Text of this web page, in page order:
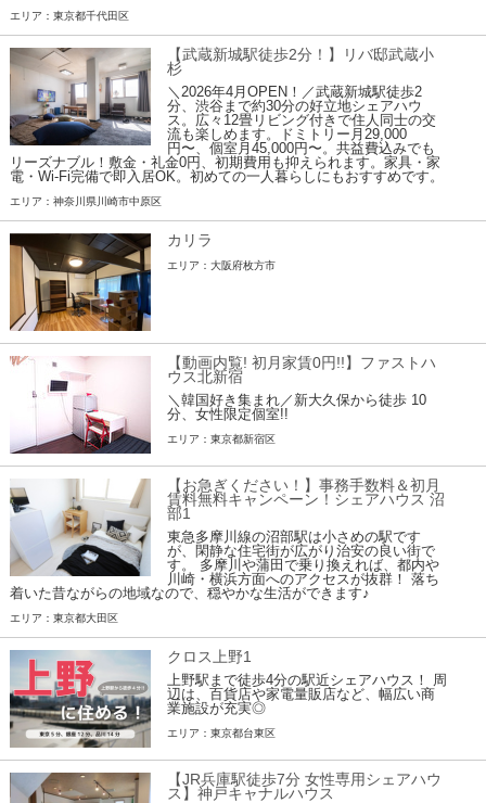
エリア：東京都千代田区
【武蔵新城駅徒歩2分！】リバ邸武蔵小
杉
＼2026年4月OPEN！／武蔵新城駅徒歩2
分、渋谷まで約30分の好立地シェアハウ
ス。広々12畳リビング付きで住人同士の交
流も楽しめます。ドミトリー月29,000
円〜、個室月45,000円〜。共益費込みでも
リーズナブル！敷金・礼金0円、初期費用も抑えられます。家具・家
電・Wi-Fi完備で即入居OK。初めての一人暮らしにもおすすめです。
エリア：神奈川県川崎市中原区
カリラ
エリア：大阪府枚方市
【動画内覧! 初月家賃0円!!】ファストハ
ウス北新宿
＼韓国好き集まれ／新大久保から徒歩 10
分、女性限定個室!!
エリア：東京都新宿区
【お急ぎください！】事務手数料＆初月
賃料無料キャンペーン！シェアハウス 沼
部1
東急多摩川線の沼部駅は小さめの駅です
が、閑静な住宅街が広がり治安の良い街で
す。 多摩川や蒲田で乗り換えれば、都内や
川崎・横浜方面へのアクセスが抜群！ 落ち
着いた昔ながらの地域なので、穏やかな生活ができます♪
エリア：東京都大田区
クロス上野1
上野駅まで徒歩4分の駅近シェアハウス！ 周
辺は、百貨店や家電量販店など、幅広い商
業施設が充実◎
エリア：東京都台東区
【JR兵庫駅徒歩7分 女性専用シェアハウ
ス】神戸キャナルハウス